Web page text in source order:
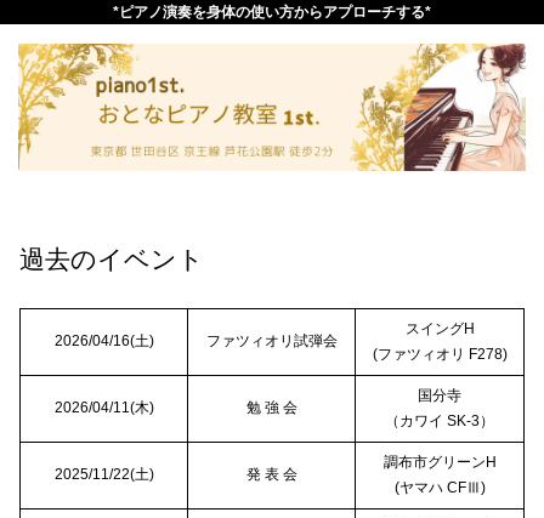
*ピアノ演奏を身体の使い方からアプローチする*
過去のイベント
2026/04/16(土) ファツィオリ試弾会
スイングH
(ファツィオリ F278)
2026/04/11(木) 勉 強 会
国分寺
（カワイ SK-3）
2025/11/22(土) 発 表 会
調布市グリーンH
(ヤマハ CFⅢ)